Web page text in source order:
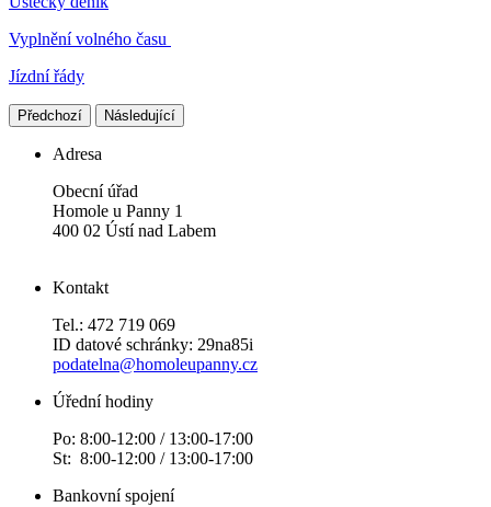
Vyplnění volného času
Jízdní řády
Předchozí Následující
Adresa
Obecní úřad
Homole u Panny 1
400 02 Ústí nad Labem
Kontakt
Tel.: 472 719 069
ID datové schránky: 29na85i
podatelna@homoleupanny.cz
Úřední hodiny
Po: 8:00-12:00 / 13:00-17:00
St: 8:00-12:00 / 13:00-17:00
Bankovní spojení